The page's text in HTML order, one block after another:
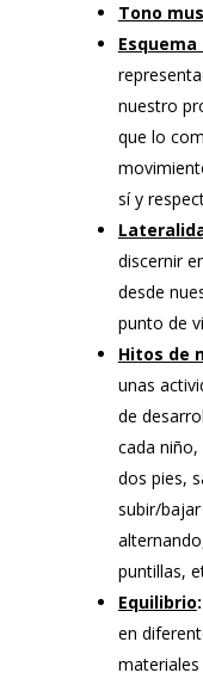
Tono
nuestro
que lo
sí y
discernir
desde
punto de
Hitos de
unas
de
cada
dos pies,
subir/
puntillas,
Equilibrio:
en